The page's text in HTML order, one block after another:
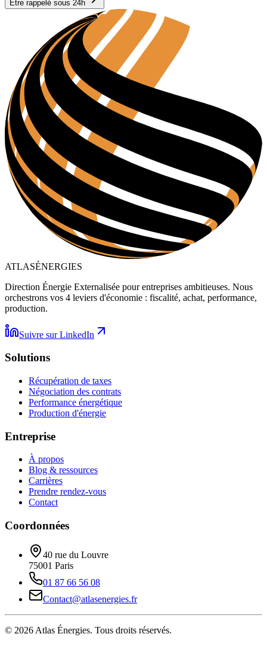
Être rappelé sous 24h
ATLASÉNERGIES
Direction Énergie Externalisée pour entreprises ambitieuses. Nous
orchestrons vos 4 leviers d'économie : fiscalité, achat, performance,
production.
Suivre sur LinkedIn
Solutions
Récupération de taxes
Négociation des contrats
Performance énergétique
Production d'énergie
Entreprise
À propos
Blog & ressources
Carrières
Prendre rendez-vous
Contact
Coordonnées
40 rue du Louvre
75001 Paris
01 87 66 56 08
Contact@atlasenergies.fr
© 2026 Atlas Énergies. Tous droits réservés.